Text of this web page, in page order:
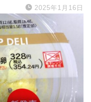
2025年1月16日